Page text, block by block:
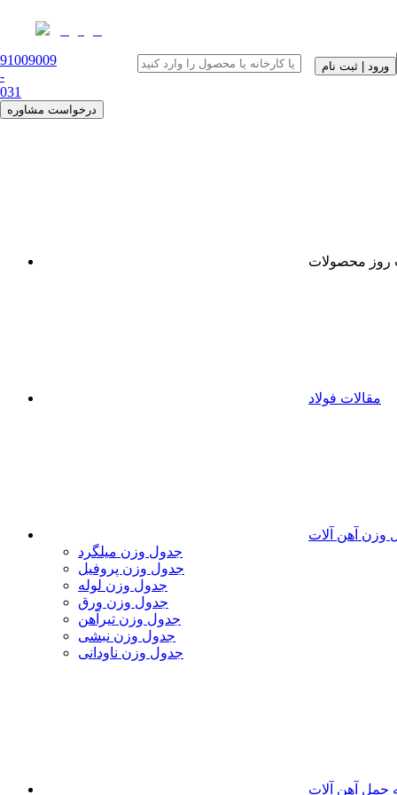
91009009
-
031
درخواست مشاوره
ورود | ثبت نام
روز محصولات
مقالات فولاد
وزن آهن آلات
جدول وزن میلگرد
جدول وزن پروفیل
جدول وزن لوله
جدول وزن ورق
جدول وزن تیرآهن
جدول وزن نبشی
جدول وزن ناودانی
حمل آهن آلات